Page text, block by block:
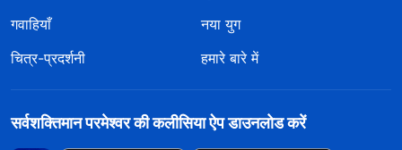
गवाहियाँ
नया युग
चित्र-प्रदर्शनी
हमारे बारे में
सर्वशक्तिमान परमेश्वर की कलीसिया ऐप डाउनलोड करें